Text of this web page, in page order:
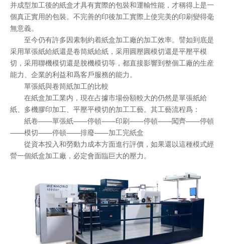
并成型加工後的紙盒才具有實際的包裝和運輸性能，才稱得上是一
個真正實用的包裝。不完善的印後加工實際上使完美的印刷變得毫
無意義。
至今仍有許多因素制約着紙盒加工廠的加工效率。譬如到底是
采用單張紙給紙還是卷筒紙給紙，采用圓壓圓模切還是平壓平模
切，采用聯機模切還是脫機模切等，都直接影響到整個工廠的生産
能力、企業的利益和爲客戶服務的能力。
單張紙與卷筒紙加工的比較
在紙盒加工業内，現在占據市場份額較大的仍然是單張紙給
紙、多機膠印加工、平壓平模切的加工工藝。其工藝流程爲：
紙卷——單張紙——停頓——印刷——停頓——闖齊——停頓
——模切——停頓——排廢——加工完紙盒
從資本投入和勞動力成本方面進行評價，如果還以這種模式經
營一個紙盒加工廠，必定會面臨巨大的壓力。